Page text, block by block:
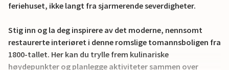
feriehuset, ikke langt fra sjarmerende severdigheter.
Stig inn og la deg inspirere av det moderne, nennsomt
restaurerte interiøret i denne romslige tomannsboligen fra
1800-tallet. Her kan du trylle frem kulinariske
høydepunkter og planlegge aktiviteter sammen over